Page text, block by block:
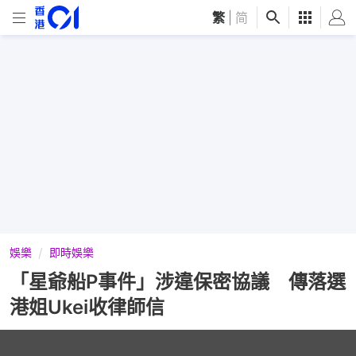
繁 简
娛樂 即時娛樂
「星爺船P事件」涉違保密協議 傳落選
港姐Ukei收律師信